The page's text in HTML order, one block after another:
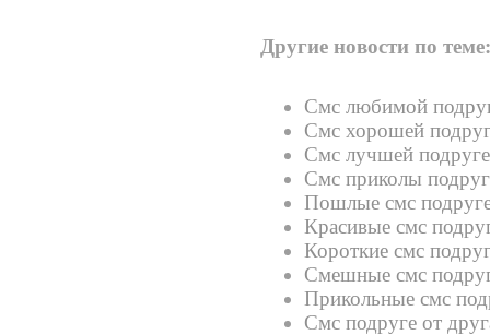
Другие новости по теме:
Смс любимой
Смс хорошей
Смс лучшей подруге
Смс приколы
Пошлые смс
Красивые смс
Короткие смс
Смешные смс
Прикольные смс
Смс подруге от